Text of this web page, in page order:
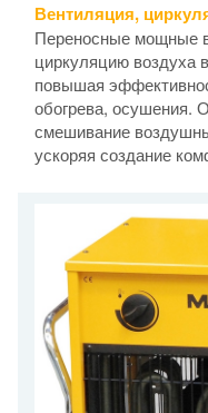
Вентиляция,
Переносные мощные
циркуляцию воздуха
повышая
обогрева, осушения.
смешивание
ускоряя создание